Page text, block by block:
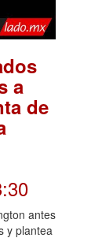
a
de
antes
y plantea